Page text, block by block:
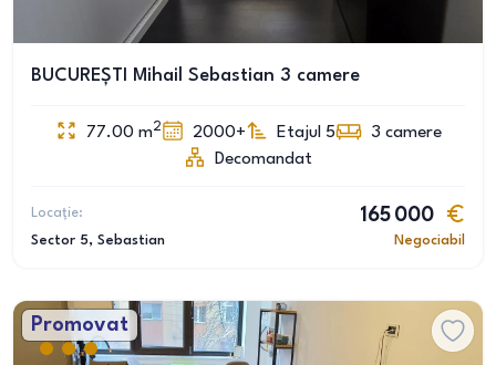
BUCUREȘTI Mihail Sebastian 3 camere
77.00 m2 2000+ Etajul 5 3 camere
Decomandat
Locație:
Sector 5, Sebastian
165 000
Negociabil
Promovat